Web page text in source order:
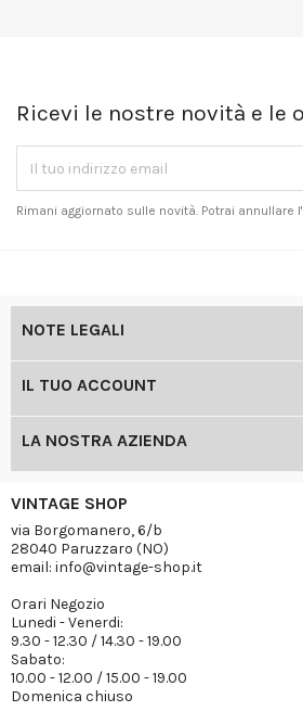
Ricevi le nostre novità e le
Rimani aggiornato sulle novità. Potrai annullare
NOTE LEGALI
IL TUO ACCOUNT
LA NOSTRA AZIENDA
VINTAGE SHOP
via Borgomanero, 6/b
28040 Paruzzaro (NO)
email: info@vintage-shop.it
Orari Negozio
Lunedi - Venerdi:
9.30 - 12.30 / 14.30 - 19.00
Sabato:
10.00 - 12.00 / 15.00 - 19.00
Domenica chiuso